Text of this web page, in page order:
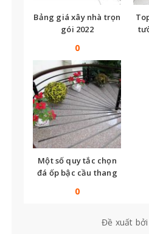
Bảng giá xây nhà trọn
gói 2022
0
Một số quy tắc chọn
đá ốp bậc cầu thang
0
Đề xuất bởi